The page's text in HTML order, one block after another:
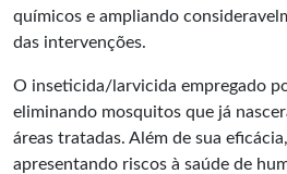
químicos e ampliando
das intervenções.
O inseticida/larvicida empregado
eliminando mosquitos que já
áreas tratadas. Além de sua
apresentando riscos à saúde de